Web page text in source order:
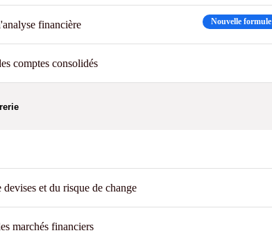
financière Nouvelle formule
comptes consolidés
et du risque de change
marchés financiers